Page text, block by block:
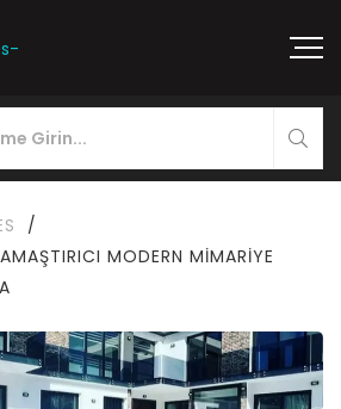
/
MODERN MIMARIYE